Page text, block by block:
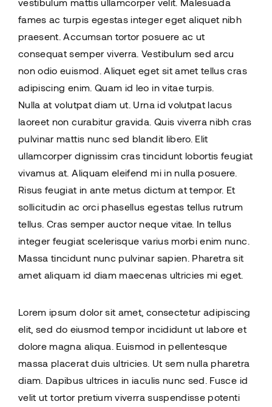
fames ac turpis egestas integer eget aliquet nibh
praesent. Accumsan tortor posuere ac ut
consequat semper viverra. Vestibulum sed arcu
non odio euismod. Aliquet eget sit amet tellus cras
adipiscing enim. Quam id leo in vitae turpis.
Nulla at volutpat diam ut. Urna id volutpat lacus
laoreet non curabitur gravida. Quis viverra nibh cras
pulvinar mattis nunc sed blandit libero. Elit
ullamcorper dignissim cras tincidunt lobortis feugiat
vivamus at. Aliquam eleifend mi in nulla posuere.
Risus feugiat in ante metus dictum at tempor. Et
sollicitudin ac orci phasellus egestas tellus rutrum
tellus. Cras semper auctor neque vitae. In tellus
integer feugiat scelerisque varius morbi enim nunc.
Massa tincidunt nunc pulvinar sapien. Pharetra sit
amet aliquam id diam maecenas ultricies mi eget.
Lorem ipsum dolor sit amet, consectetur adipiscing
elit, sed do eiusmod tempor incididunt ut labore et
dolore magna aliqua. Euismod in pellentesque
massa placerat duis ultricies. Ut sem nulla pharetra
diam. Dapibus ultrices in iaculis nunc sed. Fusce id
velit ut tortor pretium viverra suspendisse potenti